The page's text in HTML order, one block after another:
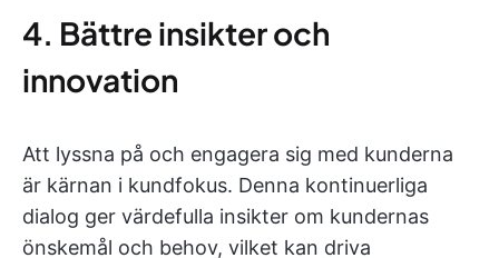
4. Bättre insikter och
innovation
Att lyssna på och engagera sig med kunderna
är kärnan i kundfokus. Denna kontinuerliga
dialog ger värdefulla insikter om kundernas
önskemål och behov, vilket kan driva